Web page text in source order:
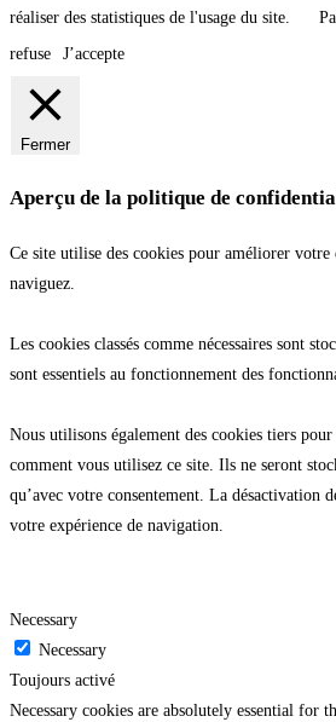
réaliser des statistiques de l'usage du site.
refuse
J’accepte
Fermer
Aperçu de la politique de
Ce site utilise des cookies pour améliorer votre
naviguez.
Les cookies classés comme nécessaires sont
sont essentiels au fonctionnement des
Nous utilisons également des cookies tiers
comment vous utilisez ce site. Ils ne seront
qu’avec votre consentement. La désactivation
votre expérience de navigation.
Necessary
Necessary
Toujours activé
Necessary cookies are absolutely essential for